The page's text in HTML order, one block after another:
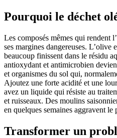
Pourquoi le déchet
Les composés mêmes qui rendent
ses margines dangereuses. L’olive
beaucoup finissent dans le résidu
antioxydant et antimicrobien
et organismes du sol qui,
Ajoutez une forte acidité et une
avez un liquide qui résiste au
et ruisseaux. Des moulins
en quelques semaines aggravent
Transformer un